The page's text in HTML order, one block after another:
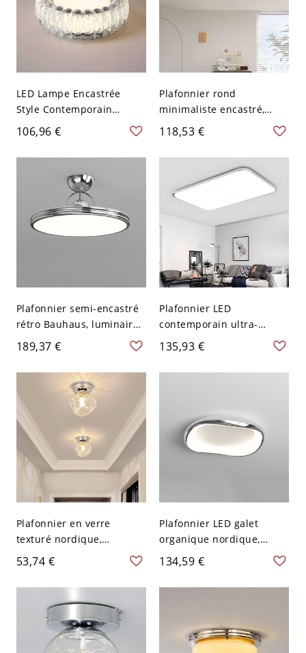
LED Lampe Encastrée
Style Contemporain
Plafonnier Cercle en
Cristal Chrome - Chrome
110 V-120 V 30,48 cm
Transparent
106,96 €
Plafonnier rond
minimaliste encastré,
luminaire LED ultra-fin à
profil bas pour chambre
ou couloir - Chrome 110
V-120 V 40,64 cm
118,53 €
Plafonnier semi-encastré
rétro Bauhaus, luminaire
LED en métal brillant avec
accent sphérique
géométrique - 110 V-120 V
Chrome 40,64 cm
189,37 €
Plafonnier LED
contemporain ultra-
mince, luminaire
rectangulaire à montage
affleurant avec cadre
135,93 €
Plafonnier en verre
texturé nordique,
luminaire de plafond à
ondulations d’eau pour
couloir et entrée - 110 V-
120 V Géométrique
53,74 €
Plafonnier LED galet
organique nordique,
luminaire affleurant avec
3 réglages de
température de couleur -
134,59 €